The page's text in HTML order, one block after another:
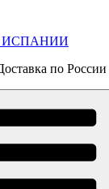
ИСПАНИИ
по